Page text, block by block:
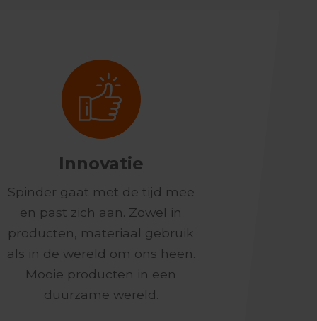
Innovatie
Spinder gaat met de tijd mee
en past zich aan. Zowel in
producten, materiaal gebruik
als in de wereld om ons heen.
Mooie producten in een
duurzame wereld.